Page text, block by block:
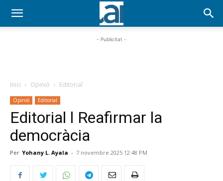
- Publicitat -
Inici Opinió Editorial
Opinió Editorial
Editorial l Reafirmar la
democràcia
Per Yohany L. Ayala - 7 novembre 2025 12:48 PM